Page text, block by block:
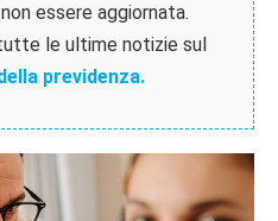
essere aggiornata.
le ultime notizie sul
previdenza.